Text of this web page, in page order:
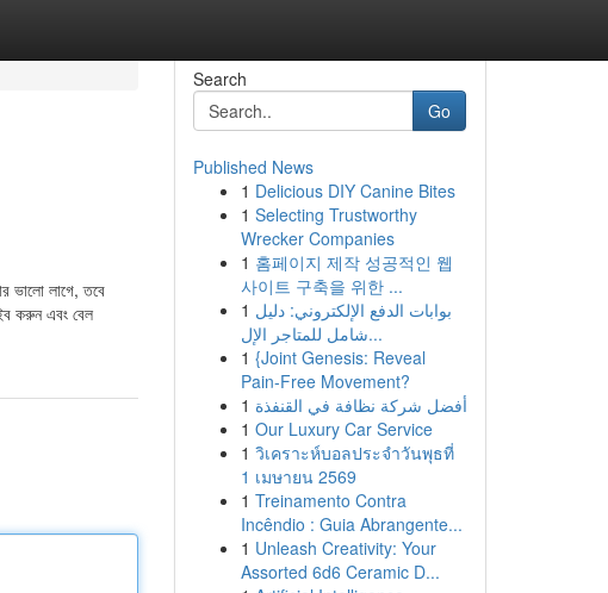
ভালো লাগে, তবে
করুন এবং বেল
Search
Go
Published News
1 Delicious DIY Canine Bites
1 Selecting Trustworthy
Wrecker Companies
1 홈페이지 제작 성공적인 웹
사이트 구축을 위한 ...
1 بوابات الدفع الإلكتروني: دليل
شامل للمتاجر الإل...
1 {Joint Genesis: Reveal
Pain-Free Movement?
1 أفضل شركة نظافة في القنفذة
1 Our Luxury Car Service
1 วิเคราะห์บอลประจำวันพุธที่
1 เมษายน 2569
1 Treinamento Contra
Incêndio : Guia Abrangente...
1 Unleash Creativity: Your
Assorted 6d6 Ceramic D...